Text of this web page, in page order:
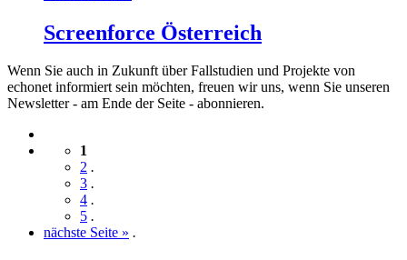
Screenforce Österreich
Wenn Sie auch in Zukunft über Fallstudien und Projekte von
echonet informiert sein möchten, freuen wir uns, wenn Sie unseren
Newsletter - am Ende der Seite - abonnieren.
1
2 .
3 .
4 .
5 .
nächste Seite » .